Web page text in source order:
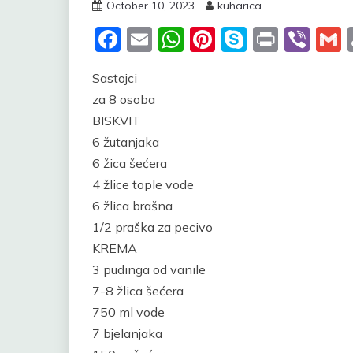
October 10, 2023 kuharica
Facebook
EmailWhatsApp
Pinterest
Skype
Print
Sastojci
za 8 osoba
BISKVIT
6 žutanjaka
6 žica šećera
4 žlice tople vode
6 žlica brašna
1/2 praška za pecivo
KREMA
3 pudinga od vanile
7-8 žlica šećera
750 ml vode
7 bjelanjaka